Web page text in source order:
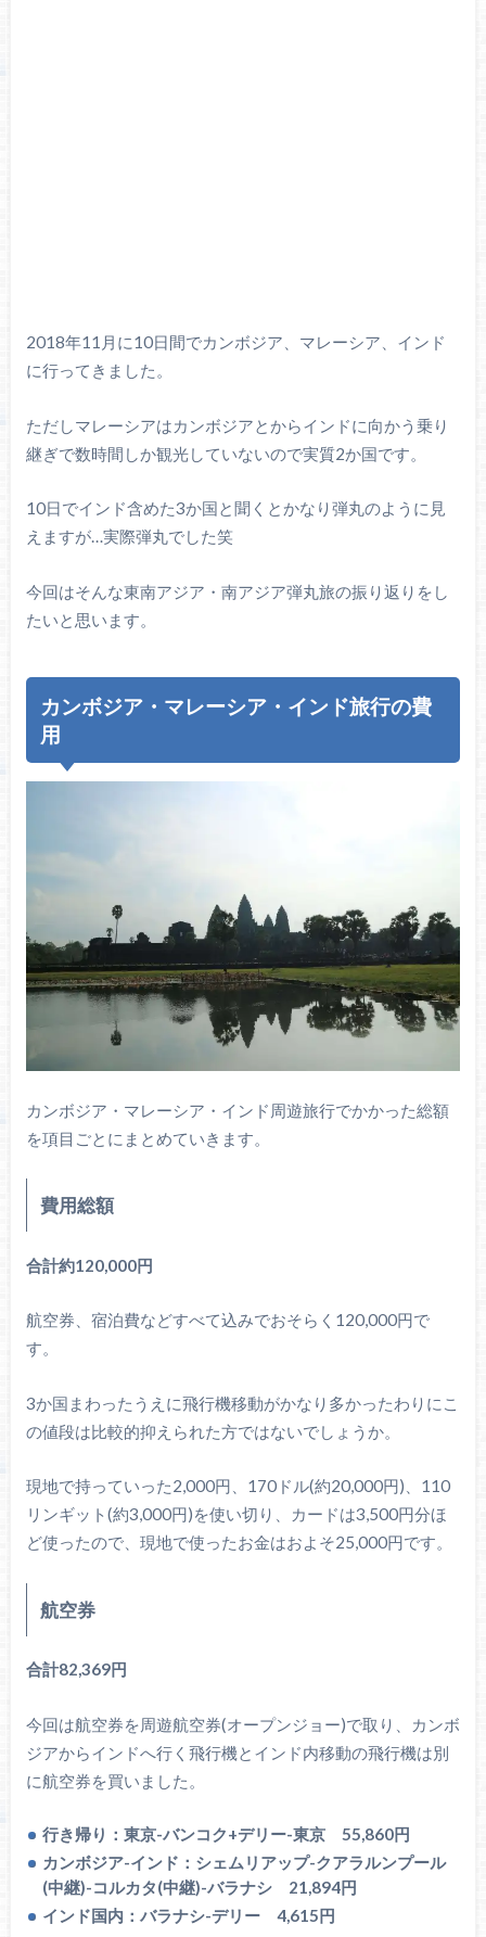
2018年11月に10日間でカンボジア、マレーシア、インド
に行ってきました。
ただしマレーシアはカンボジアとからインドに向かう乗り
継ぎで数時間しか観光していないので実質2か国です。
10日でインド含めた3か国と聞くとかなり弾丸のように見
えますが…実際弾丸でした笑
今回はそんな東南アジア・南アジア弾丸旅の振り返りをし
たいと思います。
カンボジア・マレーシア・インド旅行の費
用
カンボジア・マレーシア・インド周遊旅行でかかった総額
を項目ごとにまとめていきます。
費用総額
合計約120,000円
航空券、宿泊費などすべて込みでおそらく120,000円で
す。
3か国まわったうえに飛行機移動がかなり多かったわりにこ
の値段は比較的抑えられた方ではないでしょうか。
現地で持っていった2,000円、170ドル(約20,000円)、110
リンギット(約3,000円)を使い切り、カードは3,500円分ほ
ど使ったので、現地で使ったお金はおよそ25,000円です。
航空券
合計82,369円
今回は航空券を周遊航空券(オープンジョー)で取り、カンボ
ジアからインドへ行く飛行機とインド内移動の飛行機は別
に航空券を買いました。
行き帰り：東京-バンコク+デリー-東京 55,860円
カンボジア-インド：シェムリアップ-クアラルンプール
(中継)-コルカタ(中継)-バラナシ 21,894円
インド国内：バラナシ-デリー 4,615円